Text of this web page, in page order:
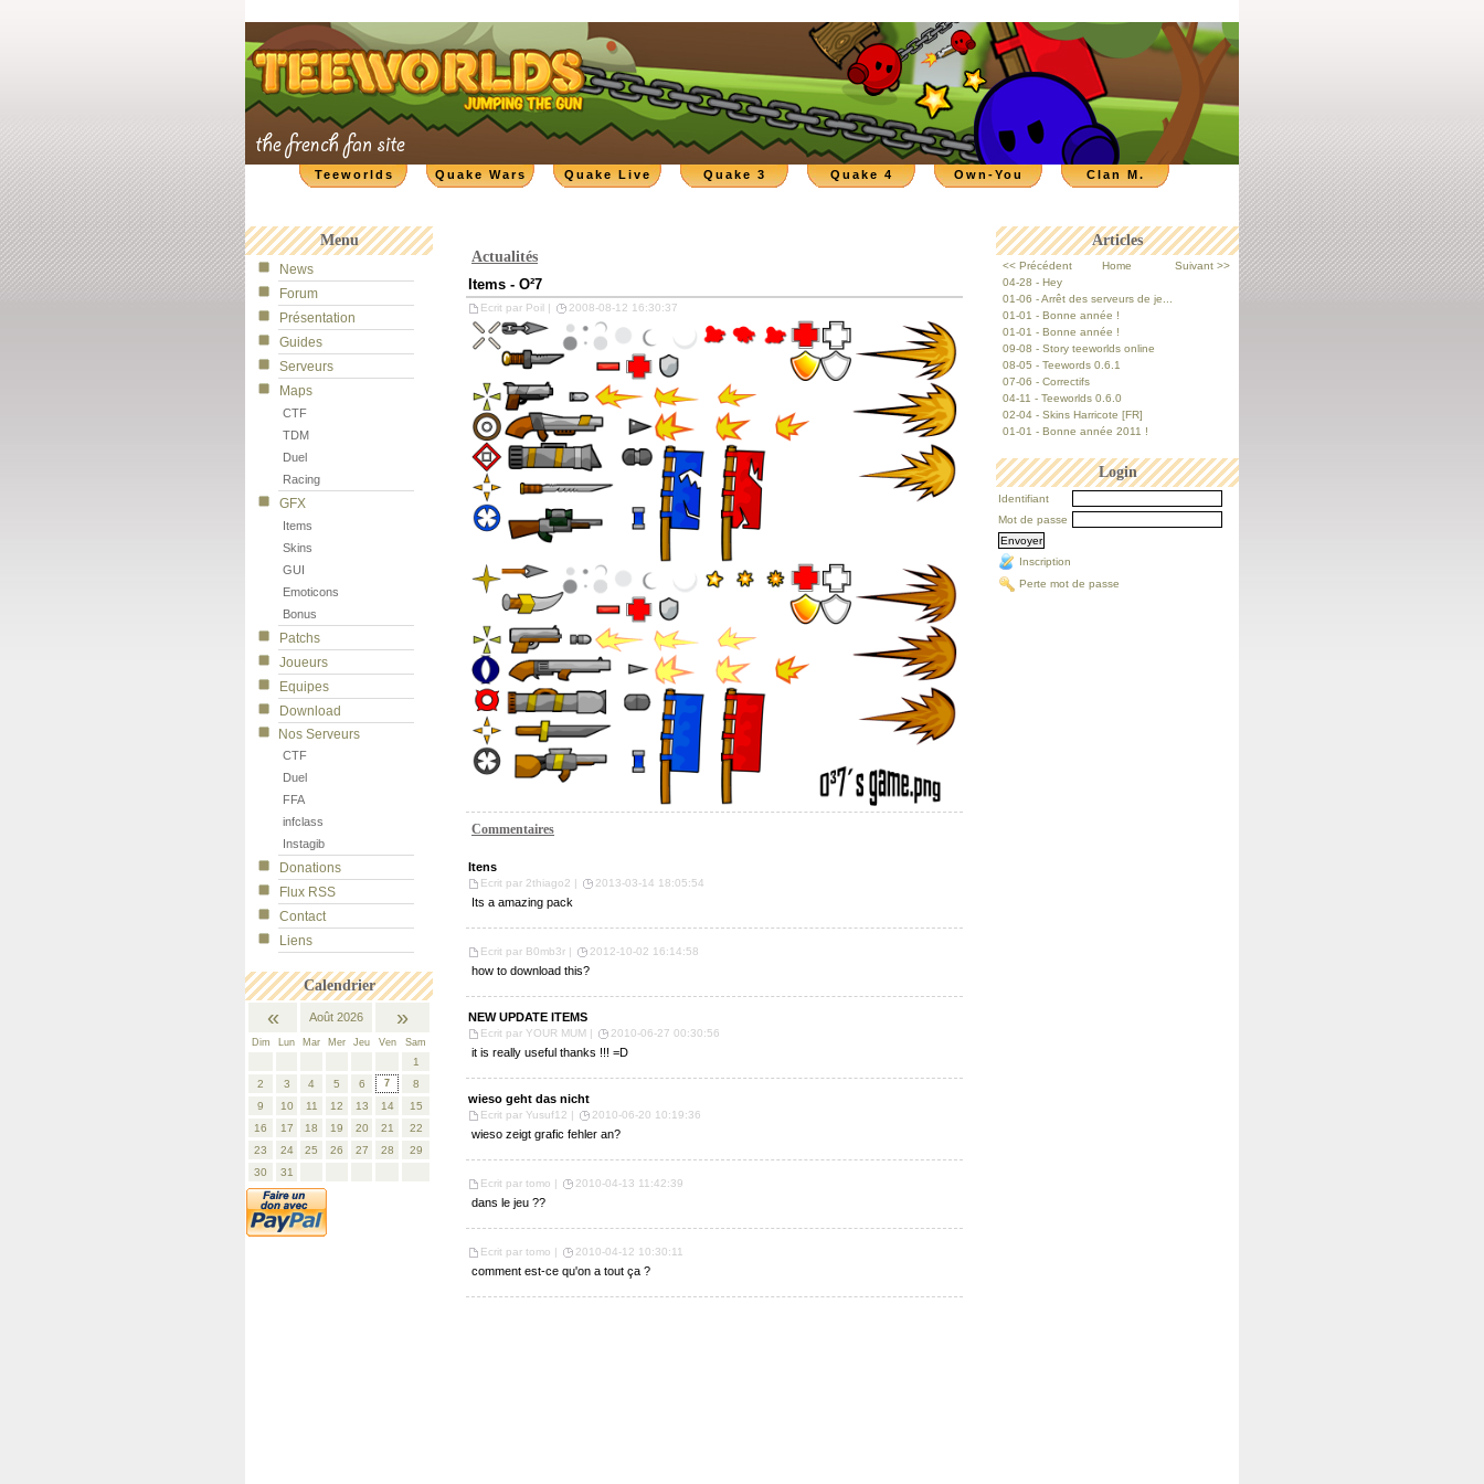
Clan M.
Own-You
Quake 4
Quake 3
Quake Live
Quake Wars
Teeworlds
Menu
News
Forum
Présentation
Guides
Serveurs
Maps
CTF
TDM
Duel
Racing
GFX
Items
Skins
GUI
Emoticons
Bonus
Patchs
Joueurs
Equipes
Download
Nos Serveurs
CTF
Duel
FFA
infclass
Instagib
Donations
Flux RSS
Contact
Liens
Calendrier
« Août 2026 »
Dim Lun Mar Mer Jeu Ven Sam
1
2
3 4 5 6 7
8
9
10 11 12 13 14
15
16
17 18 19 20 21
22
23
24 25 26 27 28
29
30
31
Articles
<< Précédent Home
Suivant >>
04-28 - Hey
01-06 - Arrêt des serveurs de je...
01-01 - Bonne année !
01-01 - Bonne année !
09-08 - Story teeworlds online
08-05 - Teewords 0.6.1
07-06 - Correctifs
04-11 - Teeworlds 0.6.0
02-04 - Skins Harricote [FR]
01-01 - Bonne année 2011 !
Login
Identifiant
Mot de passe
Inscription
Perte mot de passe
Actualités
Items - O²7
Ecrit par Poil | 2008-08-12 16:30:37
Commentaires
Itens
Ecrit par 2thiago2 | 2013-03-14 18:05:54
Its a amazing pack
Ecrit par B0mb3r | 2012-10-02 16:14:58
how to download this?
NEW UPDATE ITEMS
Ecrit par YOUR MUM | 2010-06-27 00:30:56
it is really useful thanks !!! =D
wieso geht das nicht
Ecrit par Yusuf12 | 2010-06-20 10:19:36
wieso zeigt grafic fehler an?
Ecrit par tomo | 2010-04-13 11:42:39
dans le jeu ??
Ecrit par tomo | 2010-04-12 10:30:11
comment est-ce qu'on a tout ça ?